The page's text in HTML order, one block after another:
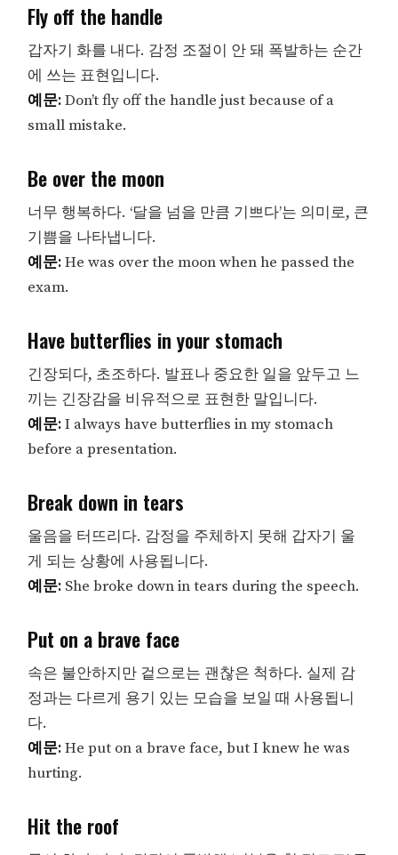
Fly off the handle
갑자기 화를 내다. 감정 조절이 안 돼 폭발하는 순간
에 쓰는 표현입니다.
예문:Don’t fly off the handle just because of a
small mistake.
Be over the moon
너무 행복하다. ‘달을 넘을 만큼 기쁘다’는 의미로, 큰
기쁨을 나타냅니다.
예문:He was over the moon when he passed the
exam.
Have butterflies in your stomach
긴장되다, 초조하다. 발표나 중요한 일을 앞두고 느
끼는 긴장감을 비유적으로 표현한 말입니다.
예문:I always have butterflies in my stomach
before a presentation.
Break down in tears
울음을 터뜨리다. 감정을 주체하지 못해 갑자기 울
게 되는 상황에 사용됩니다.
예문: She broke down in tears during the speech.
Put on a brave face
속은 불안하지만 겉으로는 괜찮은 척하다. 실제 감
정과는 다르게 용기 있는 모습을 보일 때 사용됩니
다.
예문:He put on a brave face, but I knew he was
hurting.
Hit the roof